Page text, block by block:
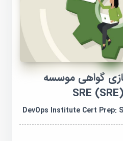
گواهی موسسه
DevOps Institute Cert Prep: